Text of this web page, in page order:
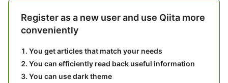
Register as a new user and use Qiita more
conveniently
You get articles that match your needs
You can efficiently read back useful information
You can use dark theme